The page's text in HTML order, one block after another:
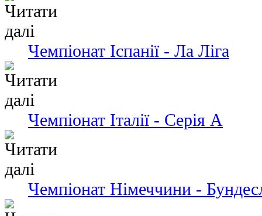
Чемпiонат Іспанії - Ла Ліга
Чемпіонат Італії - Серія А
Чемпіонат Німеччини -